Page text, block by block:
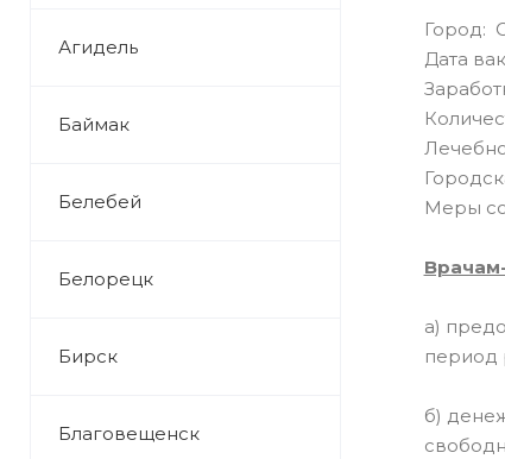
Агидель
Баймак
Белебей
Белорецк
Бирск
Благовещенск
Город:
Дата
Меры
а)
период
б)